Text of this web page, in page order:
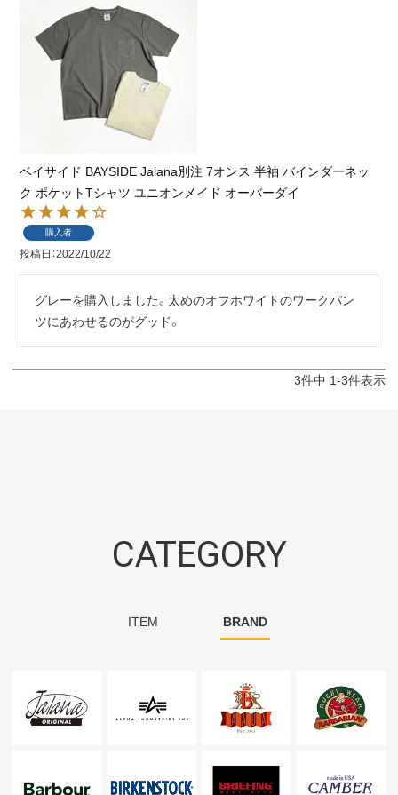
ベイサイド BAYSIDE Jalana別注 7オンス 半袖 バインダーネッ
ク ポケットTシャツ ユニオンメイド オーバーダイ
購入者
投稿日 2022/10/22
グレーを購入しました。太めのオフホワイトのワークパン
ツにあわせるのがグッド。
3件中 1-3件表示
CATEGORY
ITEM BRAND